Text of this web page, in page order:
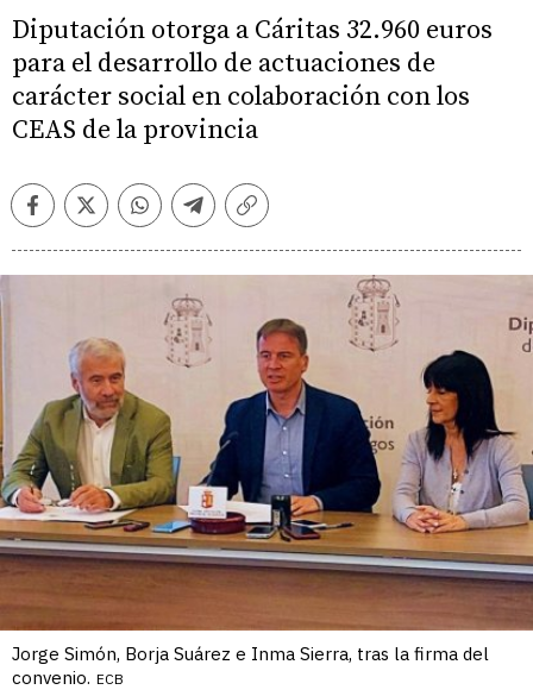
Diputación otorga a Cáritas 32.960 euros
para el desarrollo de actuaciones de
carácter social en colaboración con los
CEAS de la provincia
FacebookTwitterWhatsappTelegramCopiar
Jorge Simón, Borja Suárez e Inma Sierra, tras la firma del
convenio. ECB